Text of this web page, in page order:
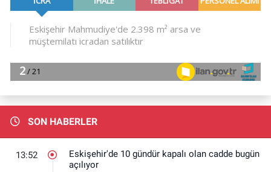
SON HABERLER
13:52
Eskişehir'de 10 gündür kapalı olan cadde bugün
açılıyor